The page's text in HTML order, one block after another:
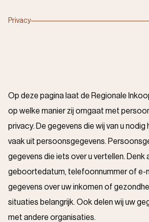
Privacy
Op deze pagina laat de Regionale
op welke manier zij omgaat met
privacy. De gegevens die wij van u
vaak uit persoonsgegevens.
gegevens die iets over u vertellen. Denk
geboortedatum, telefoonnummer of e-
gegevens over uw inkomen of
situaties belangrijk. Ook delen wij uw
met andere organisaties.